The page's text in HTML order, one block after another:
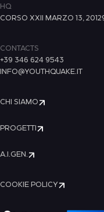
CONTACTS
+39 346 624 9543
INFO@YOUTHQUAKE.IT
HQ
CORSO XXII MARZO 13,
COOKIE POLICY
CHI SIAMO
PROGETTI
A.I.GEN.